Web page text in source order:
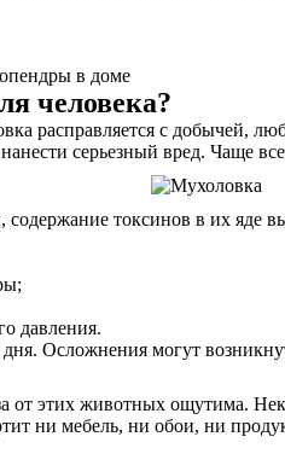
в доме
человека?
расправляется с добычей,
серьезный вред. Чаще
токсинов в их яде
давления.
Осложнения могут
от этих животных ощутима.
ни мебель, ни обои, ни